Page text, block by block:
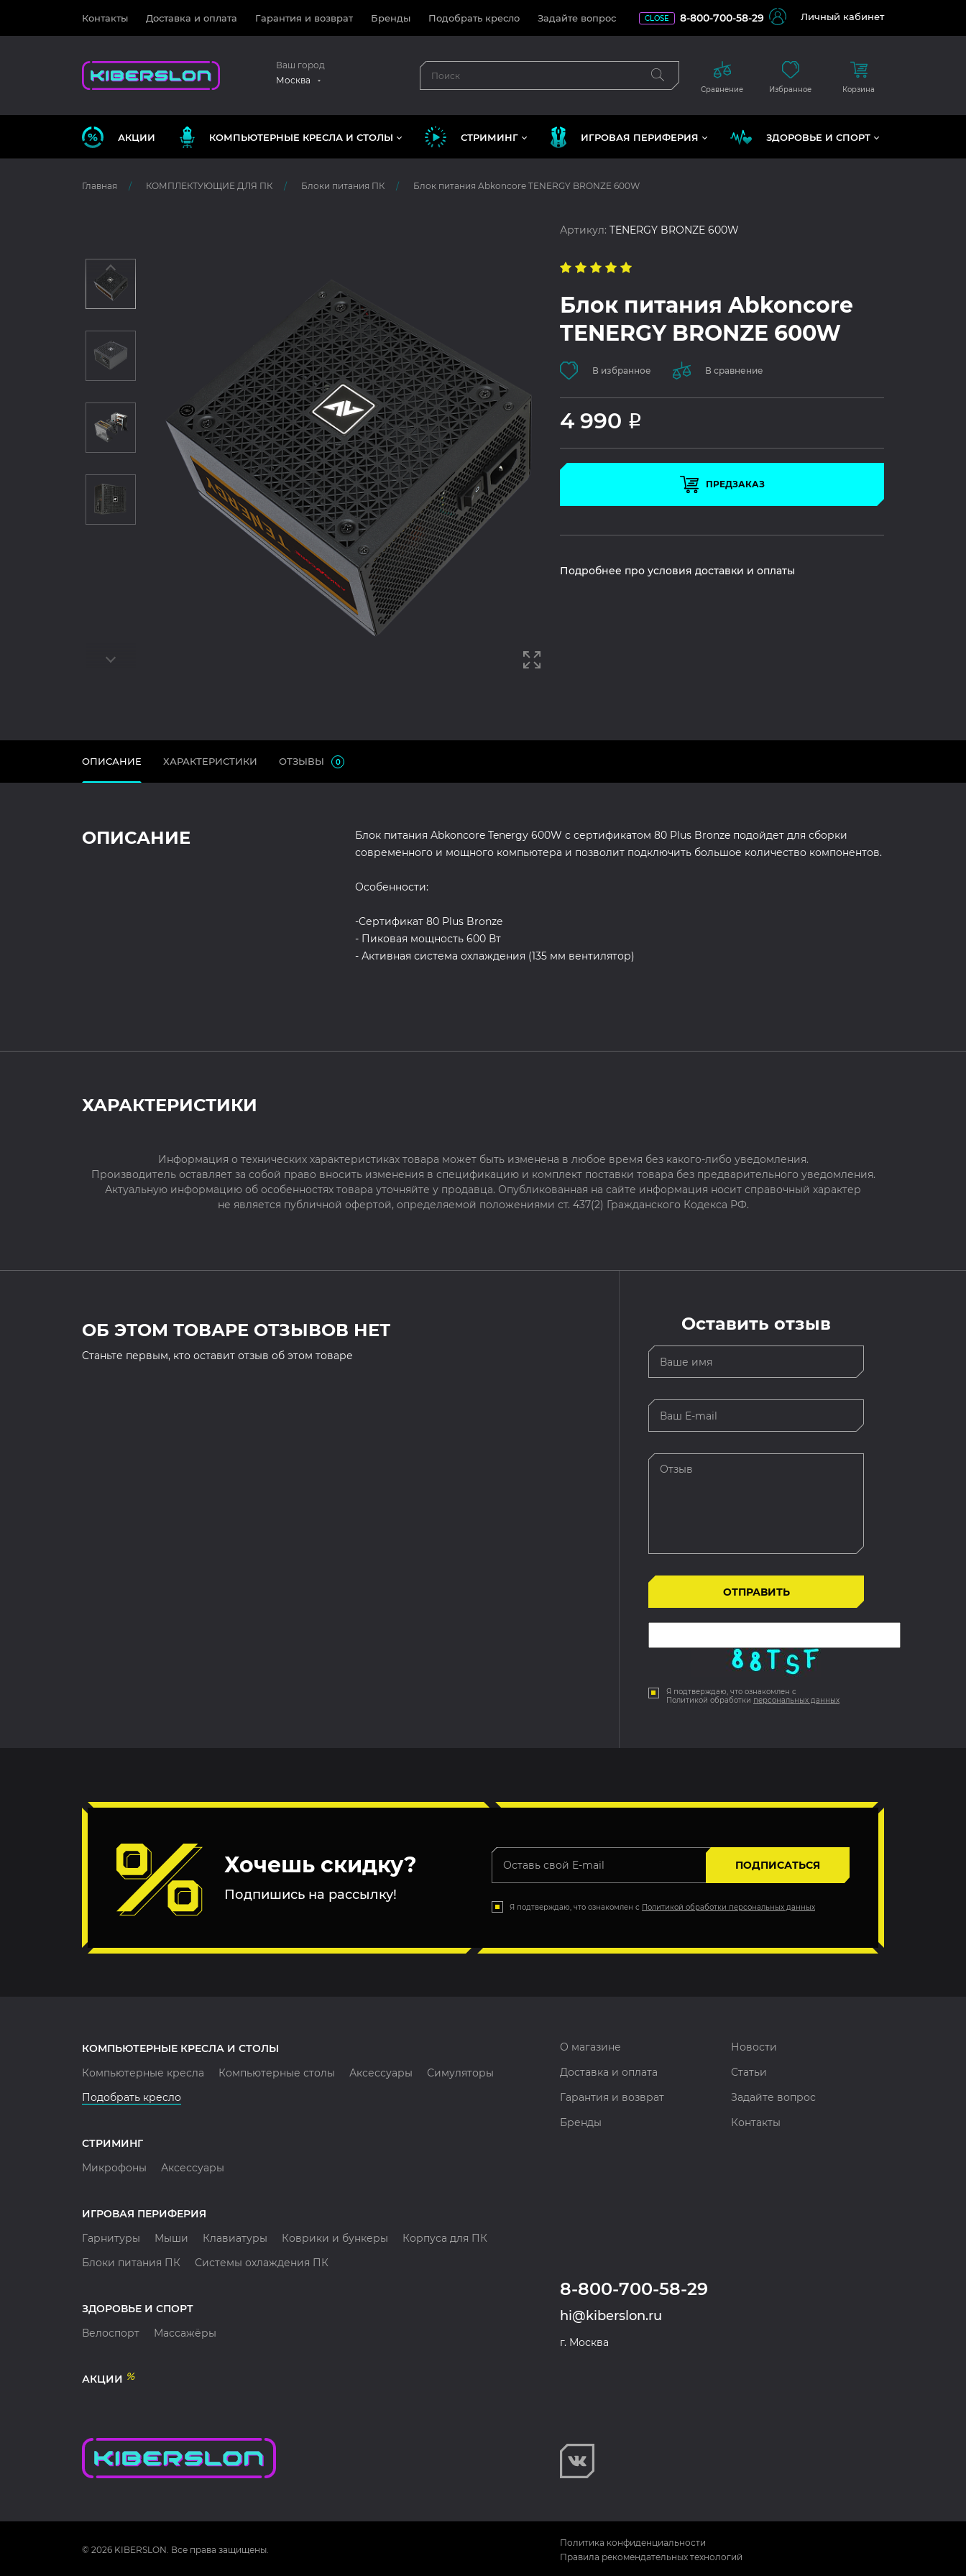
Контакты Доставка и оплата Гарантия и возврат Бренды Подобрать кресло Задайте вопрос CLOSE 8-800-700-58-29 Личный кабинет
Ваш город
Москва
Сравнение Избранное Корзина
АКЦИИ КОМПЬЮТЕРНЫЕ КРЕСЛА И СТОЛЫ СТРИМИНГ ИГРОВАЯ ПЕРИФЕРИЯ ЗДОРОВЬЕ И СПОРТ
Главная КОМПЛЕКТУЮЩИЕ ДЛЯ ПК Блоки питания ПК Блок питания Abkoncore TENERGY BRONZE 600W
Артикул:TENERGY BRONZE 600W
Блок питания Abkoncore
TENERGY BRONZE 600W
В избранное В сравнение
4 990 Р
ПРЕДЗАКАЗ
Подробнее про условия доставки и оплаты
ОПИСАНИЕ ХАРАКТЕРИСТИКИ ОТЗЫВЫ 0
ОПИСАНИЕ
Блок питания Abkoncore Tenergy 600W с сертификатом 80 Plus Bronze подойдет для сборки
современного и мощного компьютера и позволит подключить большое количество компонентов.
Особенности:
-Сертификат 80 Plus Bronze
- Пиковая мощность 600 Вт
- Активная система охлаждения (135 мм вентилятор)
ХАРАКТЕРИСТИКИ
Информация о технических характеристиках товара может быть изменена в любое время без какого-либо уведомления.
Производитель оставляет за собой право вносить изменения в спецификацию и комплект поставки товара без предварительного уведомления.
Актуальную информацию об особенностях товара уточняйте у продавца. Опубликованная на сайте информация носит справочный характер
не является публичной офертой, определяемой положениями ст. 437(2) Гражданского Кодекса РФ.
ОБ ЭТОМ ТОВАРЕ ОТЗЫВОВ НЕТ
Cтаньте первым, кто оставит отзыв об этом товаре
Оставить отзыв
Я подтверждаю, что ознакомлен с
Политикой обработки персональных данных
Хочешь скидку?
Подпишись на рассылку!
ПОДПИСАТЬСЯ
Я подтверждаю, что ознакомлен с Политикой обработки персональных данных
КОМПЬЮТЕРНЫЕ КРЕСЛА И СТОЛЫ
Компьютерные кресла
Компьютерные столы Аксессуары
Симуляторы
Подобрать кресло
СТРИМИНГ
Микрофоны
Аксессуары
ИГРОВАЯ ПЕРИФЕРИЯ
Гарнитуры
Мыши Клавиатуры Коврики и бункеры
Корпуса для ПК
Блоки питания ПК
Системы охлаждения ПК
ЗДОРОВЬЕ И СПОРТ
Велоспорт
Массажёры
АКЦИИ %
О магазине
Новости
Доставка и оплата
Статьи
Гарантия и возврат
Задайте вопрос
Бренды
Контакты
8-800-700-58-29
hi@kiberslon.ru
г. Москва
© 2026 KIBERSLON. Все права защищены.
Политика конфиденциальности
Правила рекомендательных технологий